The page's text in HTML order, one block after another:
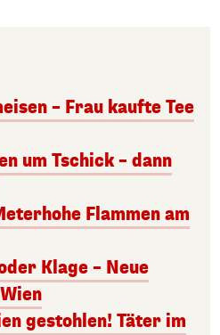
– Frau kaufte Tee
um Tschick – dann
Flammen am
Klage – Neue
gestohlen! Täter im